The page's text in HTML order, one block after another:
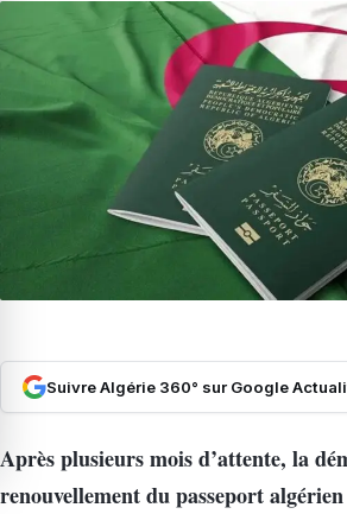
Suivre Algérie 360° sur Google
Après plusieurs mois d’attente, la
renouvellement du passeport